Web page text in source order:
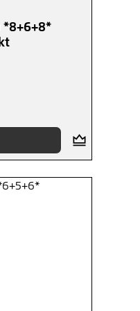
für
von 5 von 5
*8+6+8*